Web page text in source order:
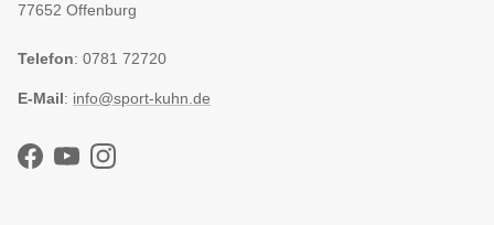
77652 Offenburg
Telefon: 0781 72720
E-Mail: info@sport-kuhn.de
Facebook
YouTubeInstagram